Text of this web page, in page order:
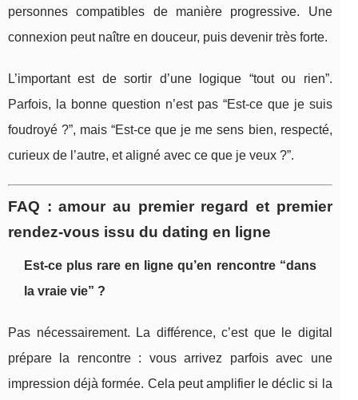
personnes compatibles de manière progressive. Une
connexion peut naître en douceur, puis devenir très forte.
L’important est de sortir d’une logique “tout ou rien”.
Parfois, la bonne question n’est pas “Est-ce que je suis
foudroyé ?”, mais “Est-ce que je me sens bien, respecté,
curieux de l’autre, et aligné avec ce que je veux ?”.
FAQ : amour au premier regard et premier
rendez-vous issu du dating en ligne
Est-ce plus rare en ligne qu’en rencontre “dans
la vraie vie” ?
Pas nécessairement. La différence, c’est que le digital
prépare la rencontre : vous arrivez parfois avec une
impression déjà formée. Cela peut amplifier le déclic si la